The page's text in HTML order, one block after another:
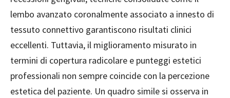
lembo avanzato coronalmente associato a innesto di
tessuto connettivo garantiscono risultati clinici
eccellenti. Tuttavia, il miglioramento misurato in
termini di copertura radicolare e punteggi estetici
professionali non sempre coincide con la percezione
estetica del paziente. Un quadro simile si osserva in